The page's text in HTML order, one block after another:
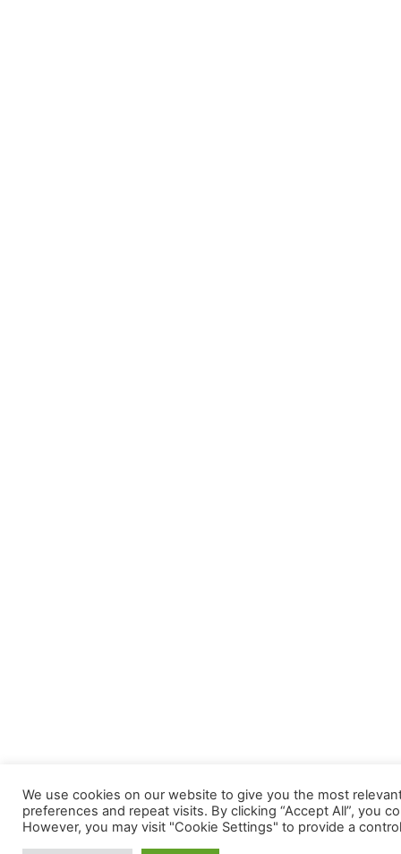
We use cookies on our website to give you the most
preferences and repeat visits. By clicking “Accept All”, you
However, you may visit "Cookie Settings" to provide a